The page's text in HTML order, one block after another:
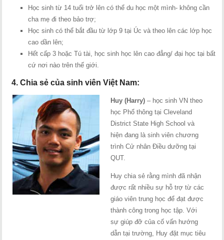
Học sinh từ 14 tuổi trở lên có thể du học một mình- không cần
cha mẹ đi theo bảo trợ;
Học sinh có thể bắt đầu từ lớp 9 tại Úc và theo lên các lớp học
cao dần lên;
Hết cấp 3 hoặc Tú tài, học sinh học lên cao đẳng/ đại học tại bất
cứ nơi nào trên thế giới.
4. Chia sẻ của sinh viên Việt Nam:
Huy (Harry) – học sinh VN theo
học Phổ thông tại Cleveland
District State High School và
hiện đang là sinh viên chương
trình Cử nhân Điều dưỡng tại
QUT.
Huy chia sẻ rằng mình đã nhận
được rất nhiều sự hỗ trợ từ các
giáo viên trung học để đạt được
thành công trong học tập. Với
sự giúp đỡ của cố vấn hướng
dẫn tại trường, Huy đặt mục tiêu